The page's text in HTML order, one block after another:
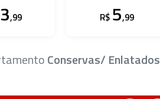
3,99 R$ 5,99
Conservas/ Enlatados